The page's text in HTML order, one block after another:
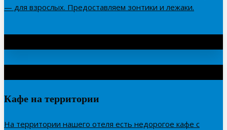
— для взрослых. Предоставляем зонтики и лежаки.
Кафе на территории
На территории нашего отеля есть недорогое кафе с